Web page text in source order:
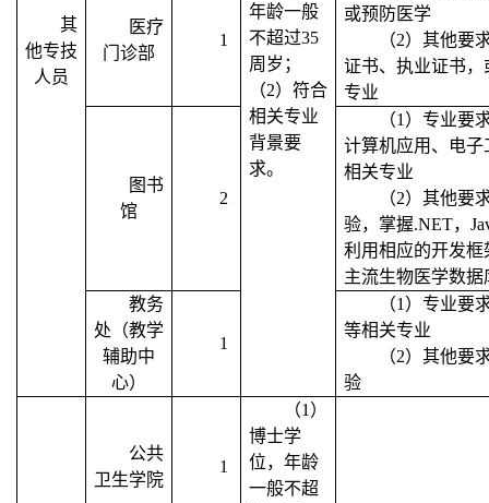
其
他专技
人员
年龄一般
不超过35
周岁；
（2）符合
相关专业
背景要
求。
医疗
门诊部
1
或预防医学
（2）其他要
证书、执业证书
专业
图书
馆
2
（1 ）专业要
计算机应用、电
相关专业
（2）其他要
验，掌握.NET，
利用相应的开发
主流生物医学数据
教务
处（教学
辅助中
心）
1
（1 ）专业要
等相关专业
（2）其他要
验
公共
卫生学院
1
（1 ）
博士学
位，年龄
一般不超